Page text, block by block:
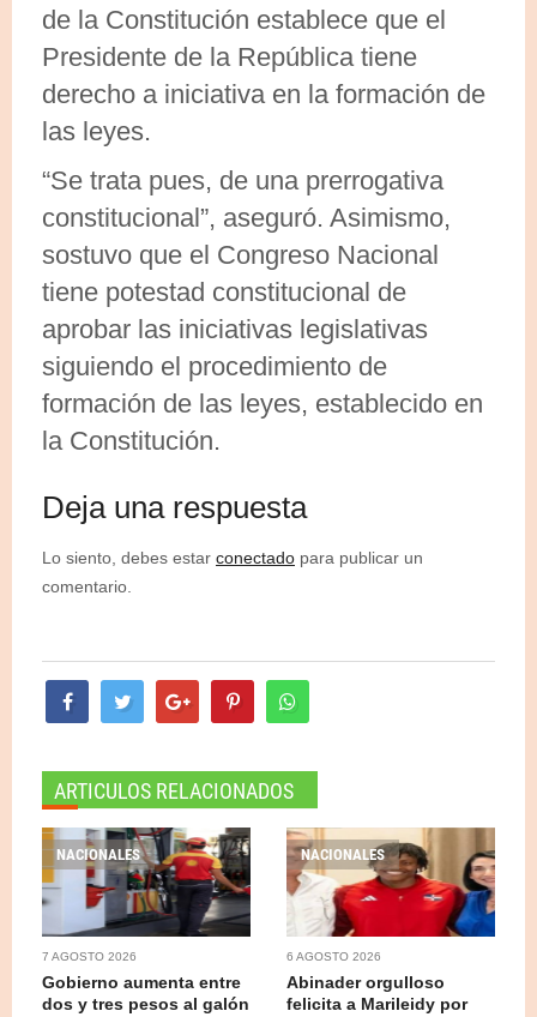
de la Constitución establece que el
Presidente de la República tiene
derecho a iniciativa en la formación de
las leyes.
“Se trata pues, de una prerrogativa
constitucional”, aseguró. Asimismo,
sostuvo que el Congreso Nacional
tiene potestad constitucional de
aprobar las iniciativas legislativas
siguiendo el procedimiento de
formación de las leyes, establecido en
la Constitución.
Deja una respuesta
Lo siento, debes estar conectado para publicar un
comentario.
ARTICULOS RELACIONADOS
NACIONALES
7 AGOSTO 2026
Gobierno aumenta entre
dos y tres pesos al galón
NACIONALES
6 AGOSTO 2026
Abinader orgulloso
felicita a Marileidy por